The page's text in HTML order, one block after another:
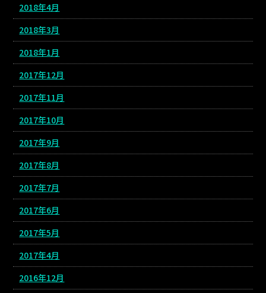
2018年4月
2018年3月
2018年1月
2017年12月
2017年11月
2017年10月
2017年9月
2017年8月
2017年7月
2017年6月
2017年5月
2017年4月
2016年12月